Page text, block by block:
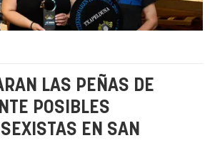
LAS PEÑAS DE
POSIBLES
EN SAN